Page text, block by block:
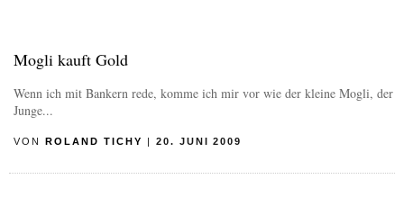
Mogli kauft Gold
Wenn ich mit Bankern rede, komme ich mir vor wie der kleine Mogli, der
Junge...
VON ROLAND TICHY | 20. JUNI 2009